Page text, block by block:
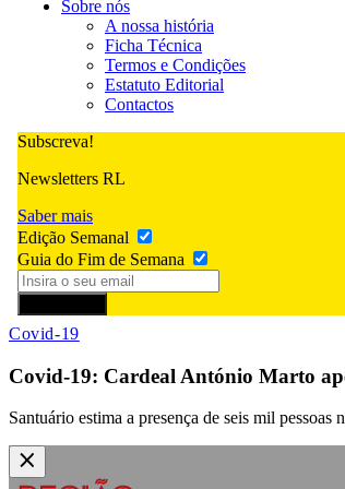
Sobre nós
A nossa história
Ficha Técnica
Termos e Condições
Estatuto Editorial
Contactos
Subscreva!
Newsletters RL
Saber mais
Edição Semanal
Guia do Fim de Semana
Covid-19
Covid-19: Cardeal António Marto
Santuário estima a presença de seis mil